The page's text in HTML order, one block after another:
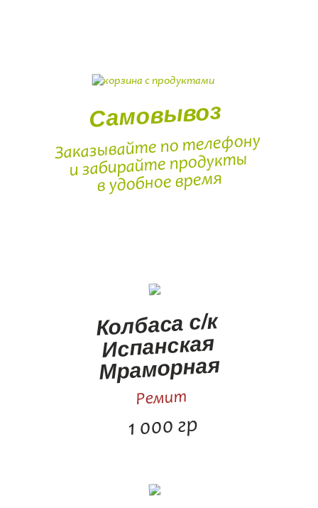
Самовывоз
Заказывайте по телефону
и забирайте продукты
в удобное время
Колбаса с/к
Испанская
Мраморная
Ремит
1 000 гр